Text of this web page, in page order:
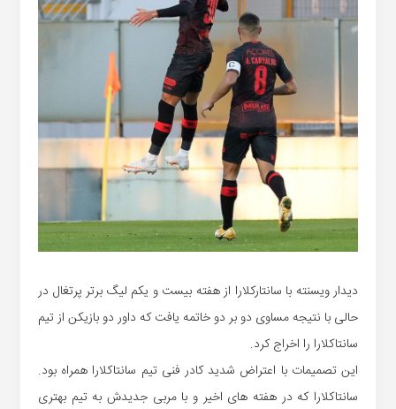
دیدار ویسنته با سانتارکلارا از هفته بیست و یکم لیگ برتر پرتغال در
حالی با نتیجه مساوی دو بر دو خاتمه یافت که داور دو بازیکن از تیم
سانتاکلارا را اخراج کرد.
این تصمیمات با اعتراض شدید کادر فنی تیم سانتاکلارا همراه بود.
سانتاکلارا که در هفته های اخیر و با مربی جدیدش به تیم بهتری